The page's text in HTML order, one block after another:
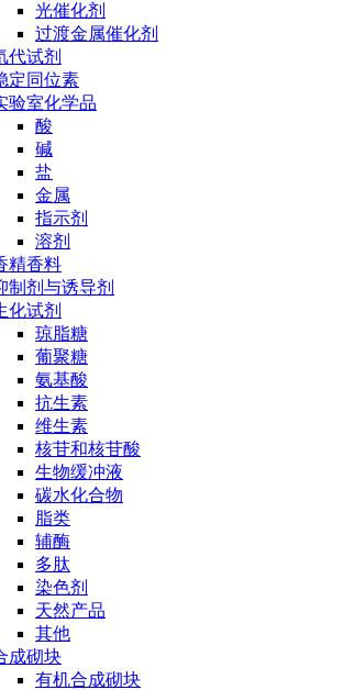
光催化剂
过渡金属催化剂
代试剂
定同位素
验室化学品
酸
碱
盐
金属
指示剂
溶剂
精香料
制剂与诱导剂
化试剂
琼脂糖
葡聚糖
氨基酸
抗生素
维生素
核苷和核苷酸
生物缓冲液
碳水化合物
脂类
辅酶
多肽
染色剂
天然产品
其他
成砌块
有机合成砌块